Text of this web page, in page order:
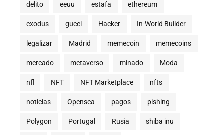
delito eeuu estafa ethereum
exodus gucci Hacker In-World Builder
legalizar Madrid memecoin memecoins
mercado metaverso minado Moda
nfl NFT NFT Marketplace nfts
noticias Opensea pagos pishing
Polygon Portugal Rusia shiba inu